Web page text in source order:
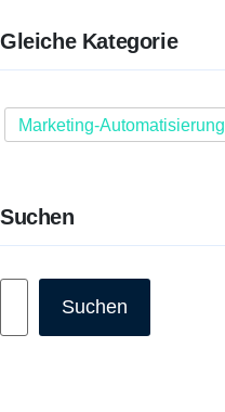
Gleiche Kategorie
Marketing-Automatisierung
Suchen
Suchen